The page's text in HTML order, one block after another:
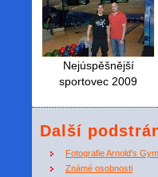
Nejúspěšnější
sportovec 2009
Další
Fotografie Arnold's
Známé osobnosti